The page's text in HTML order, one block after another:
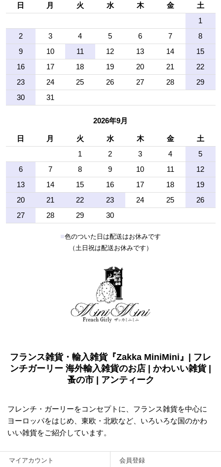
日 月 火 水 木 金
土
1
2
3 4 5 6 7
8
9
10 11 12 13 14
15
16
17 18 19 20 21
22
23
24 25 26 27 28
29
30
31
2026年9月
日 月 火 水 木 金
土
1
2 3 4
5
6
7 8 9 10 11
12
13
14 15 16 17 18
19
20
21 22 23 24 25
26
27
28 29 30
■色のついた日は配送はお休みです
（土日祝は配送お休みです）
フランス雑貨・輸入雑貨『Zakka MiniMini』| フレ
ンチガーリー 海外輸入雑貨のお店 | かわいい雑貨 |
蚤の市 | アンティーク
フレンチ・ガーリーをコンセプトに、フランス雑貨を中心に
ヨーロッパをはじめ、東欧・北欧など、いろいろな国のかわ
いい雑貨をご紹介しています。
マイアカウント 会員登録